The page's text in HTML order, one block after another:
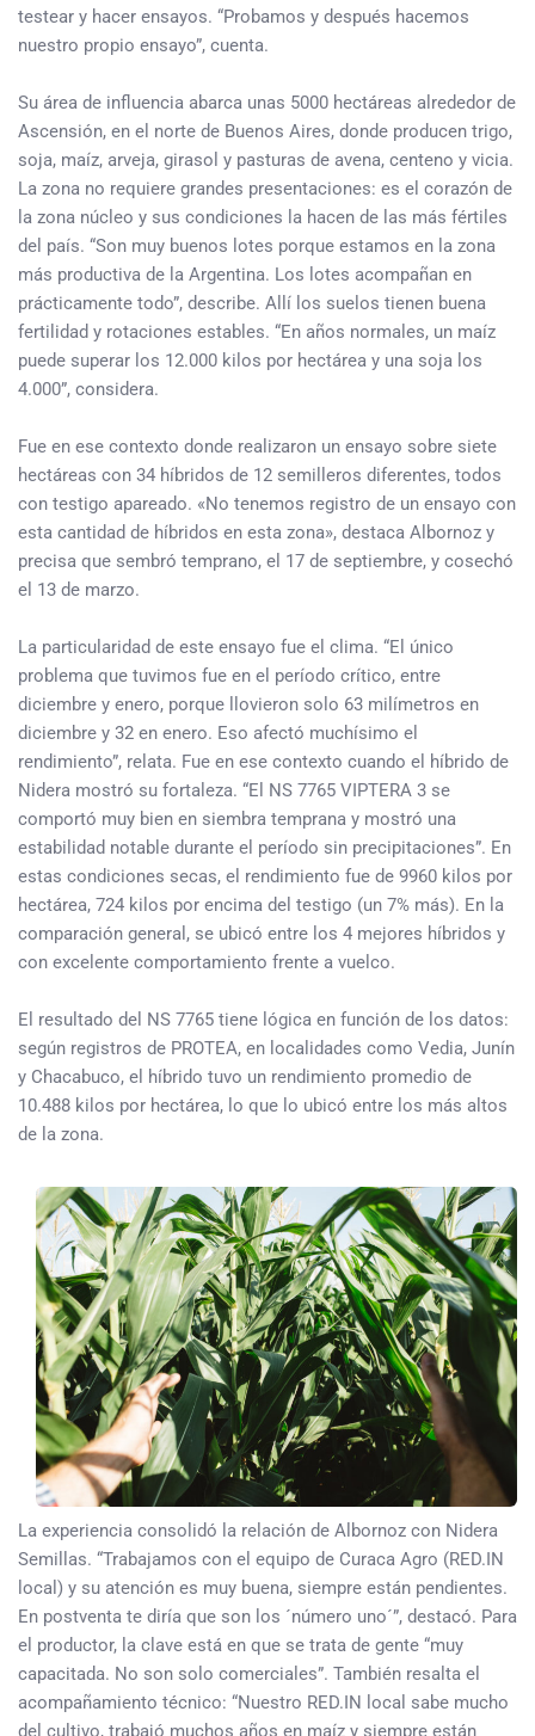
testear y hacer ensayos. “Probamos y después hacemos
nuestro propio ensayo”, cuenta.
Su área de influencia abarca unas 5000 hectáreas alrededor de
Ascensión, en el norte de Buenos Aires, donde producen trigo,
soja, maíz, arveja, girasol y pasturas de avena, centeno y vicia.
La zona no requiere grandes presentaciones: es el corazón de
la zona núcleo y sus condiciones la hacen de las más fértiles
del país. “Son muy buenos lotes porque estamos en la zona
más productiva de la Argentina. Los lotes acompañan en
prácticamente todo”, describe. Allí los suelos tienen buena
fertilidad y rotaciones estables. “En años normales, un maíz
puede superar los 12.000 kilos por hectárea y una soja los
4.000”, considera.
Fue en ese contexto donde realizaron un ensayo sobre siete
hectáreas con 34 híbridos de 12 semilleros diferentes, todos
con testigo apareado. «No tenemos registro de un ensayo con
esta cantidad de híbridos en esta zona», destaca Albornoz y
precisa que sembró temprano, el 17 de septiembre, y cosechó
el 13 de marzo.
La particularidad de este ensayo fue el clima. “El único
problema que tuvimos fue en el período crítico, entre
diciembre y enero, porque llovieron solo 63 milímetros en
diciembre y 32 en enero. Eso afectó muchísimo el
rendimiento”, relata. Fue en ese contexto cuando el híbrido de
Nidera mostró su fortaleza. “El NS 7765 VIPTERA 3 se
comportó muy bien en siembra temprana y mostró una
estabilidad notable durante el período sin precipitaciones”. En
estas condiciones secas, el rendimiento fue de 9960 kilos por
hectárea, 724 kilos por encima del testigo (un 7% más). En la
comparación general, se ubicó entre los 4 mejores híbridos y
con excelente comportamiento frente a vuelco.
El resultado del NS 7765 tiene lógica en función de los datos:
según registros de PROTEA, en localidades como Vedia, Junín
y Chacabuco, el híbrido tuvo un rendimiento promedio de
10.488 kilos por hectárea, lo que lo ubicó entre los más altos
de la zona.
La experiencia consolidó la relación de Albornoz con Nidera
Semillas. “Trabajamos con el equipo de Curaca Agro (RED.IN
local) y su atención es muy buena, siempre están pendientes.
En postventa te diría que son los ´número uno´”, destacó. Para
el productor, la clave está en que se trata de gente “muy
capacitada. No son solo comerciales”. También resalta el
acompañamiento técnico: “Nuestro RED.IN local sabe mucho
del cultivo, trabajó muchos años en maíz y siempre están